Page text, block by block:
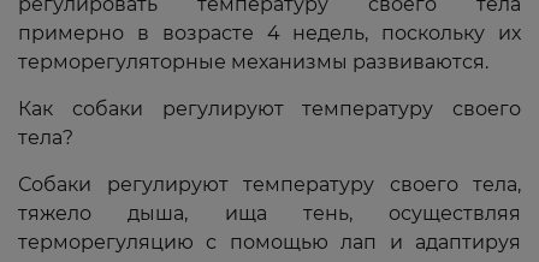
регулировать температуру своего тела
примерно в возрасте 4 недель, поскольку их
терморегуляторные механизмы развиваются.
Как собаки регулируют температуру своего
тела?
Собаки регулируют температуру своего тела,
тяжело дыша, ища тень, осуществляя
терморегуляцию с помощью лап и адаптируя